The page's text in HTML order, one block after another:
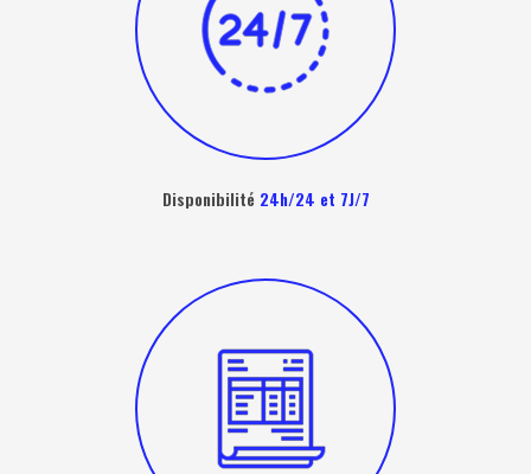
Disponibilité 24h/24 et 7J/7